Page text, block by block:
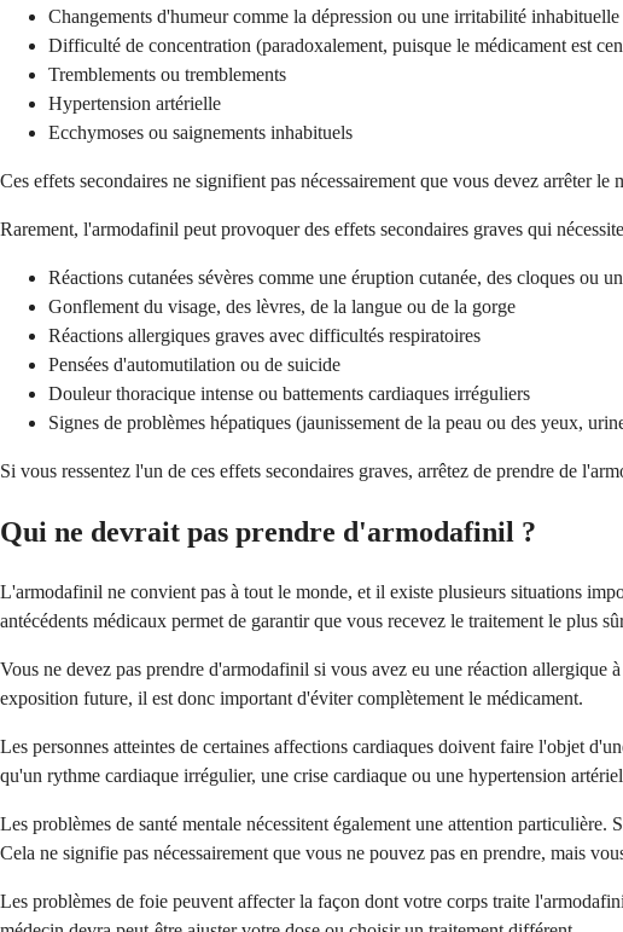
Changements d'humeur comme la dépression ou une irritabilité inhabituelle
Difficulté de concentration (paradoxalement, puisque le médicament est
Tremblements ou tremblements
Hypertension artérielle
Ecchymoses ou saignements inhabituels
Ces effets secondaires ne signifient pas nécessairement que vous devez arrêter
Rarement, l'armodafinil peut provoquer des effets secondaires graves qui
Réactions cutanées sévères comme une éruption cutanée, des cloques ou
Gonflement du visage, des lèvres, de la langue ou de la gorge
Réactions allergiques graves avec difficultés respiratoires
Pensées d'automutilation ou de suicide
Douleur thoracique intense ou battements cardiaques irréguliers
Signes de problèmes hépatiques (jaunissement de la peau ou des yeux,
Si vous ressentez l'un de ces effets secondaires graves, arrêtez de prendre de
Qui ne devrait pas prendre d'armodafinil ?
L'armodafinil ne convient pas à tout le monde, et il existe plusieurs situations
antécédents médicaux permet de garantir que vous recevez le traitement le plus
Vous ne devez pas prendre d'armodafinil si vous avez eu une réaction
exposition future, il est donc important d'éviter complètement le médicament.
Les personnes atteintes de certaines affections cardiaques doivent faire l'objet
qu'un rythme cardiaque irrégulier, une crise cardiaque ou une hypertension
Les problèmes de santé mentale nécessitent également une attention
Cela ne signifie pas nécessairement que vous ne pouvez pas en prendre, mais
Les problèmes de foie peuvent affecter la façon dont votre corps traite